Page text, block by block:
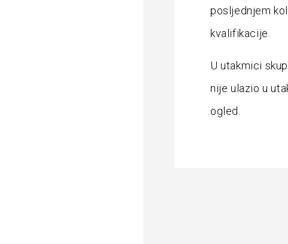
posljednjem
kvalifikacije.
U utakmici
nije ulazio u
ogled.